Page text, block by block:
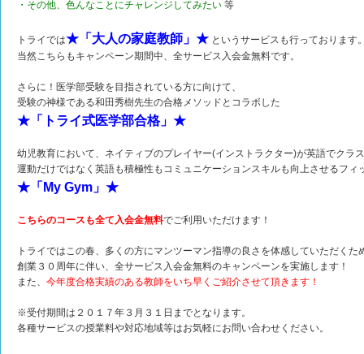
・その他、色んなことにチャレンジしてみたい 等
トライでは★「大人の家庭教師」★ というサービスも行っております
当然こちらもキャンペーン期間中、全サービス入会金無料です。
さらに！医学部受験を目指されている方に向けて、
受験の神様である和田秀樹先生の合格メソッドとコラボした
★「トライ式医学部合格」★
幼児教育において、ネイティブのプレイヤー(インストラクター)が英語でクラ
運動だけではなく英語も積極性もコミュニケーションスキルも向上させるフィ
★「My Gym」★
こちらのコースも全て入会金無料でご利用いただけます！
トライではこの春、多くの方にマンツーマン指導の良さを体感していただくた
創業３０周年に伴い、全サービス入会金無料のキャンペーンを実施します！
また、 今年度合格実績のある教師をいち早くご紹介させて頂きます！
※受付期間は２０１７年３月３１日までとなります。
各種サービスの授業料や対応地域等はお気軽にお問い合わせください。